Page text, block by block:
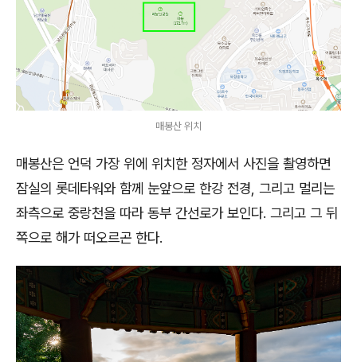
매봉산 위치
매봉산은 언덕 가장 위에 위치한 정자에서 사진을 촬영하면
잠실의 롯데타워와 함께 눈앞으로 한강 전경, 그리고 멀리는
좌측으로 중랑천을 따라 동부 간선로가 보인다. 그리고 그 뒤
쪽으로 해가 떠오르곤 한다.